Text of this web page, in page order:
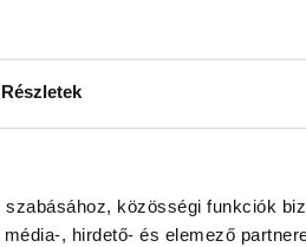
Részletek
közösségi funkciók
, hirdető- és elemező